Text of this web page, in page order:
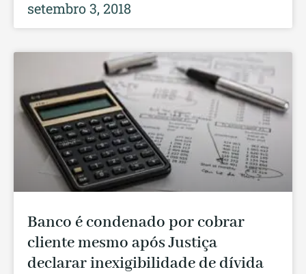
setembro 3, 2018
Banco é condenado por cobrar
cliente mesmo após Justiça
declarar inexigibilidade de dívida